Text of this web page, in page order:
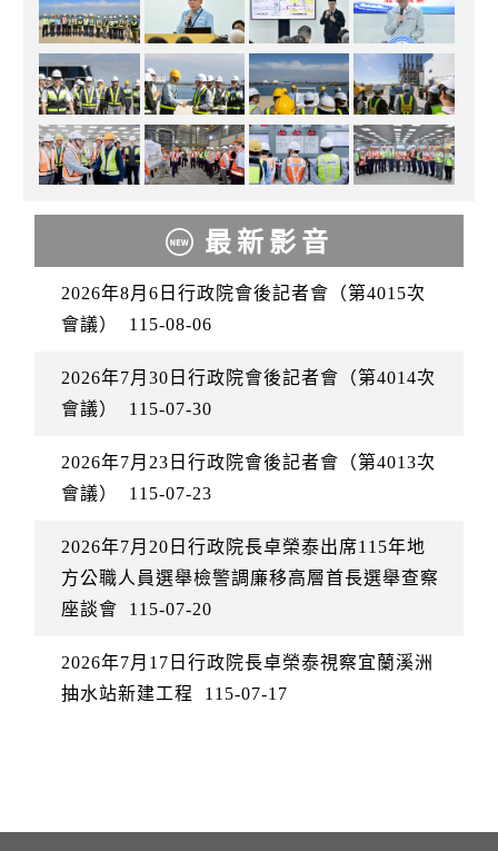
最新影音
2026年8月6日行政院會後記者會（第4015次
會議）
115-08-06
2026年7月30日行政院會後記者會（第4014次
會議）
115-07-30
2026年7月23日行政院會後記者會（第4013次
會議）
115-07-23
2026年7月20日行政院長卓榮泰出席115年地
方公職人員選舉檢警調廉移高層首長選舉查察
座談會
115-07-20
2026年7月17日行政院長卓榮泰視察宜蘭溪洲
抽水站新建工程
115-07-17